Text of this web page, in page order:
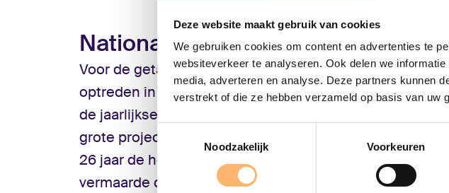
Deze website maakt gebruik van cookies
We gebruiken cookies om content en advertenties te
websiteverkeer te analyseren. Ook delen we
media, adverteren en analyse. Deze partners kunnen
verstrekt of die ze hebben verzameld op basis van uw
Noodzakelijk
Voorkeuren
Nationaal Jeugdorkest
Voor de getalenteerde musici van Nationaal
optreden in Het Concertgebouw ongetwijfeld een
de jaarlijkse zomertournee. Het orkest organiseert
grote projecten - waarin jong muzikaal toptalent tussen
26 jaar de hoofdrol speelt - en werkt samen met
vermaarde dirigenten en solisten. Vol overgave storten